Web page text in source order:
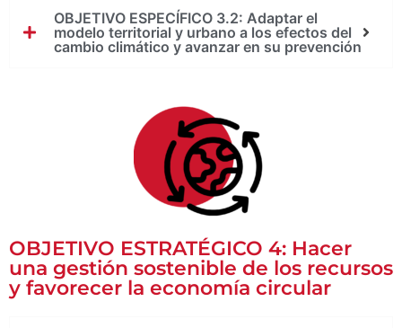
OBJETIVO ESPECÍFICO 3.2: Adaptar el
modelo territorial y urbano a los efectos del
cambio climático y avanzar en su prevención
OBJETIVO ESTRATÉGICO 4: Hacer
una gestión sostenible de los recursos
y favorecer la economía circular